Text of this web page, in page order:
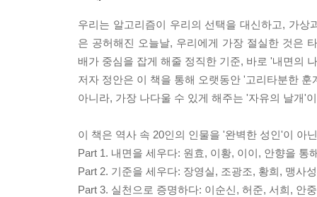
우리는 알고리즘이 우리의 선택을 대신하고, 가
은 공허해진 오늘날, 우리에게 가장 절실한 것은
배가 중심을 잡게 해줄 정직한 기준, 바로 '내면의
저자 정안은 이 책을 통해 오랫동안 '고리타분한
아니라, 가장 나다울 수 있게 해주는 '자유의 날개'
이 책은 역사 속 20인의 인물을 '완벽한 성인'이 아
Part 1. 내면을 세우다: 원효, 이황, 이이, 안향을 통
Part 2. 기준을 세우다: 장영실, 조광조, 황희, 맹사
Part 3. 실천으로 증명하다: 이순신, 허준, 서희, 안